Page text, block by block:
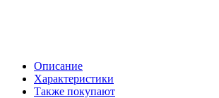
Описание
Характеристики
Также покупают